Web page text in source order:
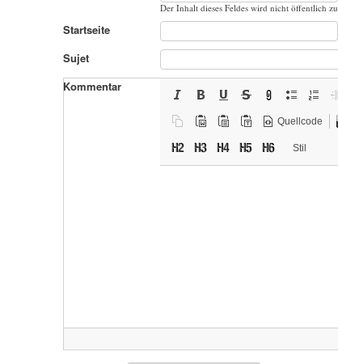
Der Inhalt dieses Feldes wird nicht öffentlich
Startseite
Sujet
Kommentar
Quellcode
Stil